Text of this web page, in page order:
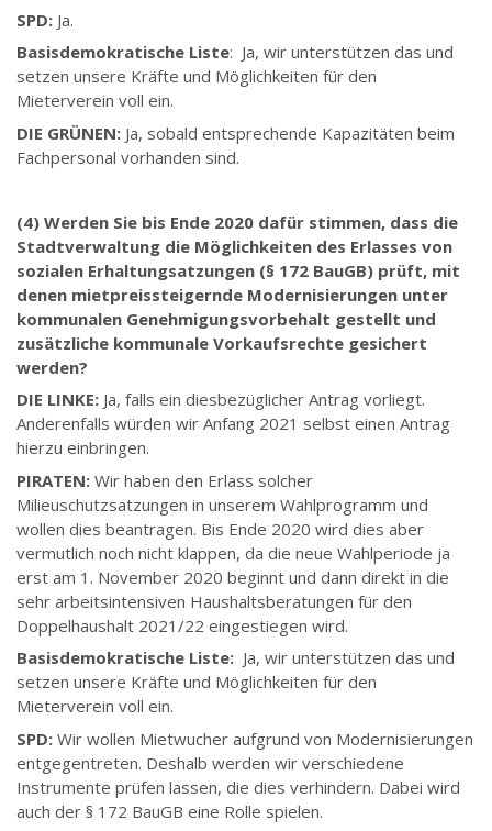
SPD: Ja.
Basisdemokratische Liste: Ja, wir unterstützen das und
setzen unsere Kräfte und Möglichkeiten für den
Mieterverein voll ein.
DIE GRÜNEN: Ja, sobald entsprechende Kapazitäten beim
Fachpersonal vorhanden sind.
(4) Werden Sie bis Ende 2020 dafür stimmen, dass die
Stadtverwaltung die Möglichkeiten des Erlasses von
sozialen Erhaltungsatzungen (§ 172 BauGB) prüft, mit
denen mietpreissteigernde Modernisierungen unter
kommunalen Genehmigungsvorbehalt gestellt und
zusätzliche kommunale Vorkaufsrechte gesichert
werden?
DIE LINKE: Ja, falls ein diesbezüglicher Antrag vorliegt.
Anderenfalls würden wir Anfang 2021 selbst einen Antrag
hierzu einbringen.
PIRATEN: Wir haben den Erlass solcher
Milieuschutzsatzungen in unserem Wahlprogramm und
wollen dies beantragen. Bis Ende 2020 wird dies aber
vermutlich noch nicht klappen, da die neue Wahlperiode ja
erst am 1. November 2020 beginnt und dann direkt in die
sehr arbeitsintensiven Haushaltsberatungen für den
Doppelhaushalt 2021/22 eingestiegen wird.
Basisdemokratische Liste: Ja, wir unterstützen das und
setzen unsere Kräfte und Möglichkeiten für den
Mieterverein voll ein.
SPD: Wir wollen Mietwucher aufgrund von Modernisierungen
entgegentreten. Deshalb werden wir verschiedene
Instrumente prüfen lassen, die dies verhindern. Dabei wird
auch der § 172 BauGB eine Rolle spielen.